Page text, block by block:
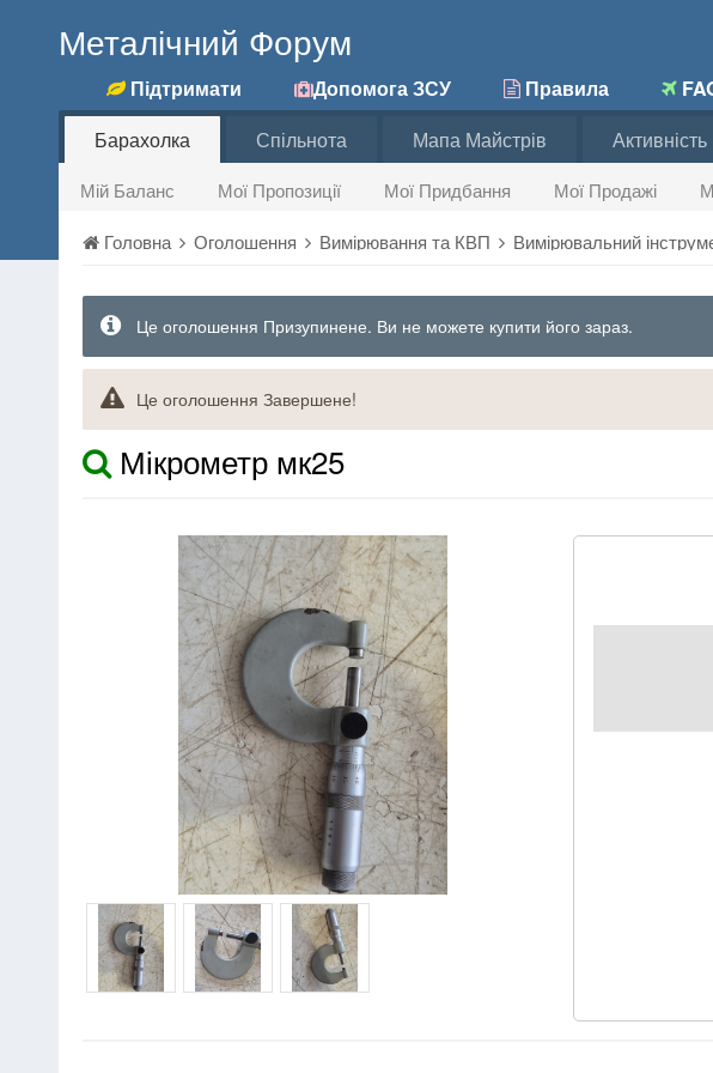
Металічний Форум
Підтримати Допомога ЗСУ Правила
Барахолка
Мій Баланс Мої Пропозиції Мої Придбання Мої Продажі
Спільнота Мапа Майстрів Активність
Головна Оголошення Вимірювання та КВП Вимірювальний
Це оголошення Призупинене. Ви не можете купити його зараз.
Це оголошення Завершене!
Мікрометр мк25